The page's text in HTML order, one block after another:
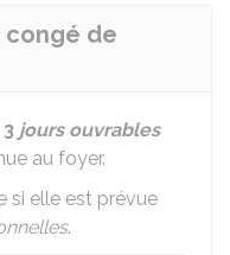
congé de
3 jours ouvrables
au foyer.
si elle est prévue
.